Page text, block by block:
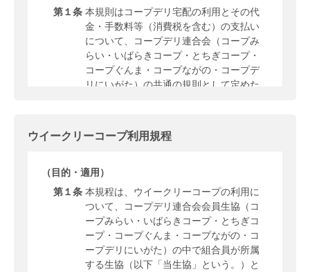
第１条 本規則はコープデリ宅配の利用とその代
金・手数料等（消費税を含む）の支払い
について、コープデリ連合会（コープみ
らい・いばらきコープ・とちぎコープ・
コープぐんま・コープながの・コープデ
リにいがた）の共通の規則として定めた
プ（法人等員外利用含む）・デイリーコ
ープ・指定日お届けコープ・ダイレクト
組合員が所属する生協（以下、「当生
協」という。）のコープデリ宅配を利用
する組合員は、本規則の内容を確認・同
意の上、申し込むものとします。その内
容の詳細については、利用形態に応じて
別途定める規程（以下、「利用形態ごと
の規程」という。）にもとづきます。
ウイークリーコープ利用規程
（目的・適用）
第１条 本規程は、ウイークリーコープの利用に
ついて、コープデリ連合会会員生協（コ
ープみらい・いばらきコープ・とちぎコ
ープ・コープぐんま・コープながの・コ
ープデリにいがた）の中で組合員が所属
する生協（以下「当生協」という。）と